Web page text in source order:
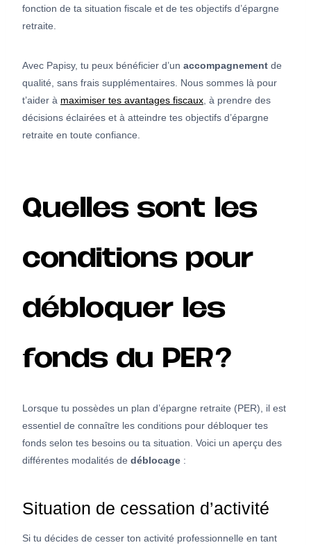
fonction de ta situation fiscale et de tes objectifs d’épargne
retraite.
Avec Papisy, tu peux bénéficier d’un accompagnement de
qualité, sans frais supplémentaires. Nous sommes là pour
t’aider à maximiser tes avantages fiscaux , à prendre des
décisions éclairées et à atteindre tes objectifs d’épargne
retraite en toute confiance.
Quelles sont les
conditions pour
débloquer les
fonds du PER?
Lorsque tu possèdes un plan d’épargne retraite (PER), il est
essentiel de connaître les conditions pour débloquer tes
fonds selon tes besoins ou ta situation. Voici un aperçu des
différentes modalités de déblocage :
Situation de cessation d’activité
Si tu décides de cesser ton activité professionnelle en tant